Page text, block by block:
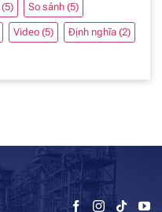
(5) So sánh (5)
Video (5) Định nghĩa (2)